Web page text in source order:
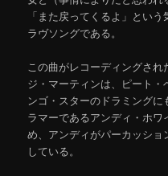
「また戻ってくるよ」とい
ラヴソングである。
この曲がレコーディングさ
ジ・マーティンは、ピート
ンゴ・スターのドラミング
ラマーであるアンディ・ホ
め、アンディがパーカッシ
している。